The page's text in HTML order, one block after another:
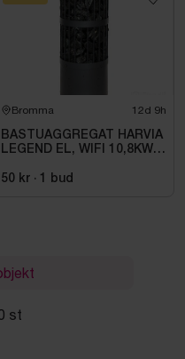
Bromma 12d 9h
BASTUAGGREGAT HARVIA
LEGEND EL, WIFI 10,8KW
50 kr · bud
st